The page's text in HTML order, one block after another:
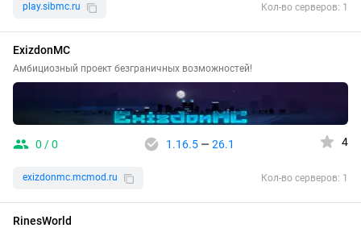
play.sibmc.ru Кол-во серверов: 1
ExizdonMC
Амбициозный проект безграничных возможностей!
0 / 0 1.16.5— 26.1 4
exizdonmc.mcmod.ru Кол-во серверов: 1
RinesWorld